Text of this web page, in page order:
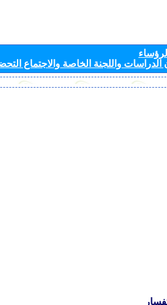
الدراسات واللجنة الخاصة والاجتماع